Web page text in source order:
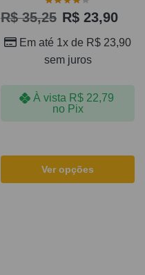
R$35,25 R$ 23,90
Em até 1x de R$ 23,90
sem juros
À vista R$22,79
no Pix
Ver opções